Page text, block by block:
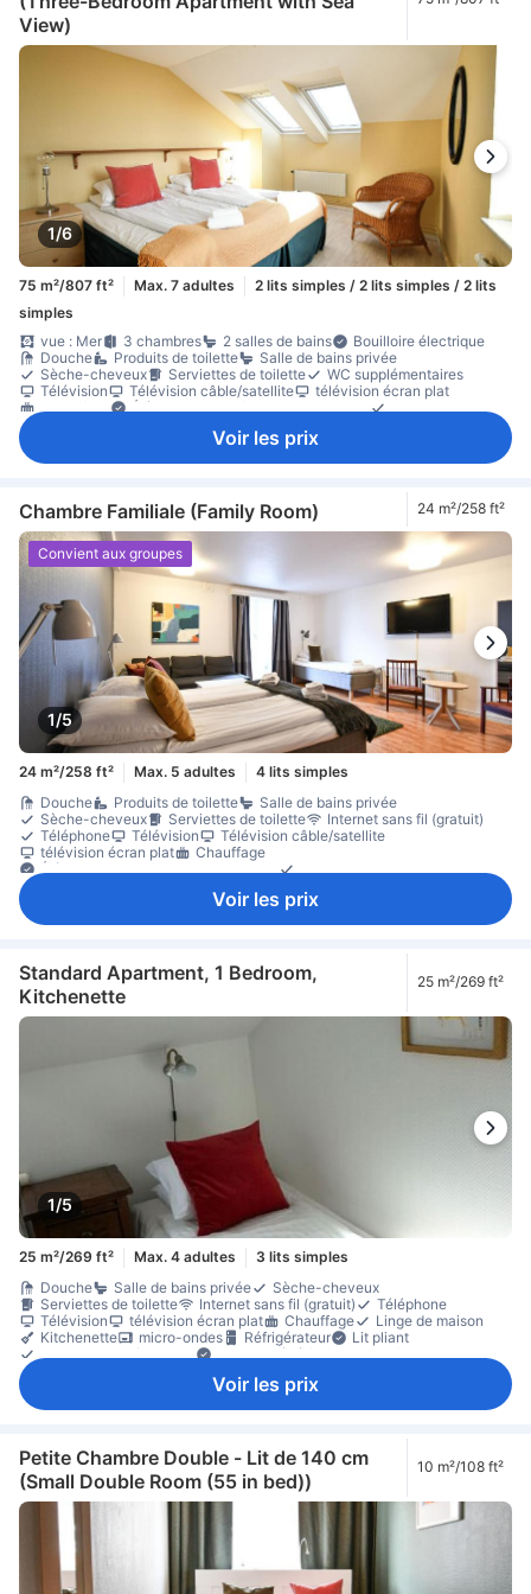
View)
1/6
75 m²/807 ft² Max. 7 adultes
2 lits simples / 2 lits simples / 2 lits
simples
vue : Mer
3 chambres 2 salles de bains
Bouilloire électrique
Douche
Produits de toilette
Salle de bains privée
Sèche-cheveux
Serviettes de toilette
WC supplémentaires
Télévision
Télévision câble/satellite
télévision écran plat
Éléments de confort pour le sommeil
micro-ondes
Table à manger Verres à vin
Accessible par ascenseur
Détecteur de fumée
Équipements de sécurité/sûreté
extincteur
Voir les prix
Chambre Familiale (Family Room) 24 m²/258 ft²
1/5
Convient aux groupes
24 m²/258 ft² Max. 5 adultes
4 lits simples
Douche
Produits de toilette
Salle de bains privée
Sèche-cheveux
Serviettes de toilette
Internet sans fil (gratuit)
Téléphone
Télévision
Télévision câble/satellite
télévision écran plat
Chauffage
Éléments de confort pour le sommeil
Ménage quotidien Balcon/terrasse
Placard
Accessible par un escalier
Détecteur de fumée
Équipements de sécurité/sûreté
Non-fumeur
Voir les prix
Standard Apartment, 1 Bedroom,
Kitchenette
25 m²/269 ft²
1/5
25 m²/269 ft² Max. 4 adultes
3 lits simples
Douche
Salle de bains privée
Sèche-cheveux
Serviettes de toilette
Internet sans fil (gratuit)
Téléphone
Télévision
télévision écran plat Chauffage
Linge de maison
Kitchenette
micro-ondes Réfrigérateur
Lit pliant
Portant pour vêtements
Lit pour bébé (sur demande)
Voir les prix
Petite Chambre Double - Lit de 140 cm
(Small Double Room (55 in bed))
10 m²/108 ft²